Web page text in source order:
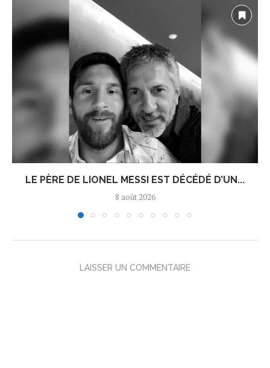
LE PÈRE DE LIONEL MESSI EST DÉCÉDÉ D’UN...
8 août 2026
LAISSER UN COMMENTAIRE